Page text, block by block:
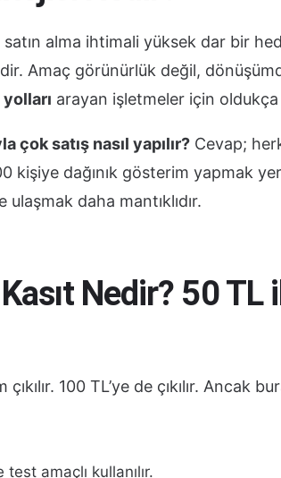
alma ihtimali yüksek dar bir
Amaç görünürlük değil,
arayan işletmeler için
çok satış nasıl yapılır? Cevap;
kişiye dağınık gösterim yapmak
daha mantıklıdır.
Nedir? 50 TL
100 TL’ye de çıkılır. Ancak
amaçlı kullanılır.